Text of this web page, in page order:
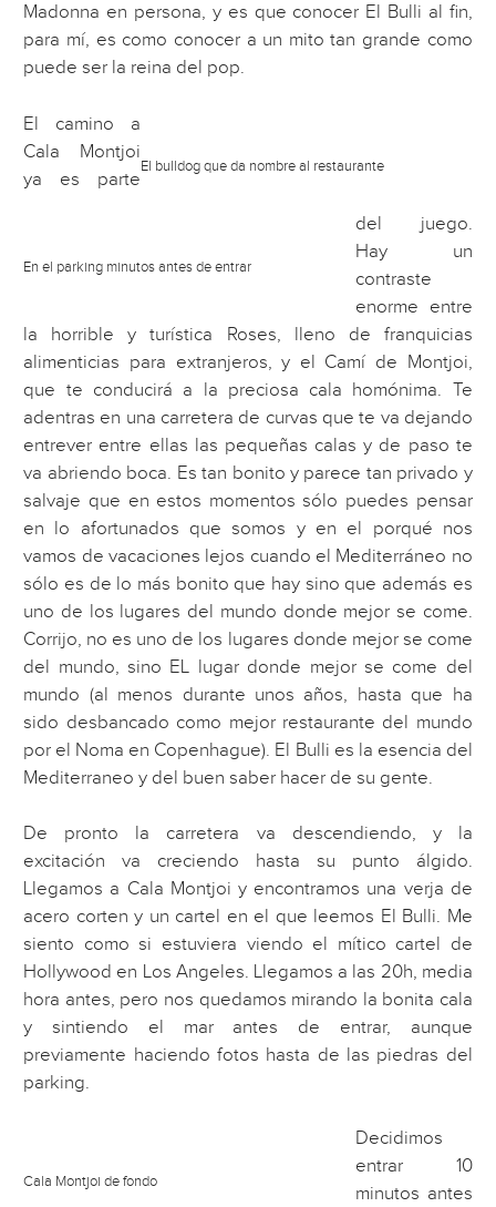
Madonna en persona, y es que conocer El Bulli al fin,
para mí, es como conocer a un mito tan grande como
puede ser la reina del pop.
El bulldog que da nombre al restaurante
En el parking minutos antes de entrar
El camino a
Cala Montjoi
ya es parte
del juego.
Hay un
contraste
enorme entre
la horrible y turística Roses, lleno de franquicias
alimenticias para extranjeros, y el Camí de Montjoi,
que te conducirá a la preciosa cala homónima. Te
adentras en una carretera de curvas que te va dejando
entrever entre ellas las pequeñas calas y de paso te
va abriendo boca. Es tan bonito y parece tan privado y
salvaje que en estos momentos sólo puedes pensar
en lo afortunados que somos y en el porqué nos
vamos de vacaciones lejos cuando el Mediterráneo no
sólo es de lo más bonito que hay sino que además es
uno de los lugares del mundo donde mejor se come.
Corrijo, no es uno de los lugares donde mejor se come
del mundo, sino EL lugar donde mejor se come del
mundo (al menos durante unos años, hasta que ha
sido desbancado como mejor restaurante del mundo
por el Noma en Copenhague). El Bulli es la esencia del
Mediterraneo y del buen saber hacer de su gente.
De pronto la carretera va descendiendo, y la
excitación va creciendo hasta su punto álgido.
Llegamos a Cala Montjoi y encontramos una verja de
acero corten y un cartel en el que leemos El Bulli. Me
siento como si estuviera viendo el mítico cartel de
Hollywood en Los Angeles. Llegamos a las 20h, media
hora antes, pero nos quedamos mirando la bonita cala
y sintiendo el mar antes de entrar, aunque
previamente haciendo fotos hasta de las piedras del
parking.
Cala Montjoi de fondo
Decidimos
entrar 10
minutos antes